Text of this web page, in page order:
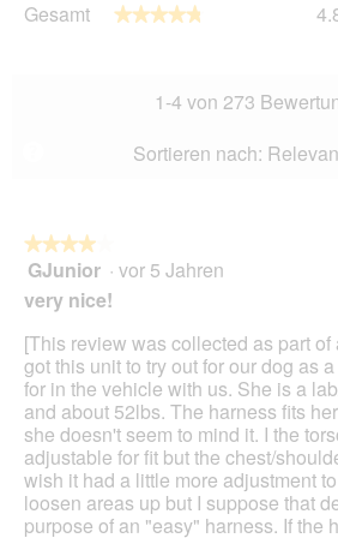
Gesamt ★★★★★
★★★★★
1-4 von 273
Sortieren nach:
★★★★★
★★★★★
4
5
Sternen.
GJunior · vor 5 Jahren
very nice!
[This review was collected as part of
got this unit to try out for our dog as
for in the vehicle with us. She is a
and about 52lbs. The harness fits
she doesn't seem to mind it. I the
adjustable for fit but the chest/
wish it had a little more adjustment
loosen areas up but I suppose that
purpose of an "easy" harness. If the